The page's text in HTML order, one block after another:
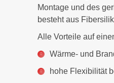
Montage und des
besteht aus
Alle Vorteile auf
Wärme- und
hohe Flexibilität